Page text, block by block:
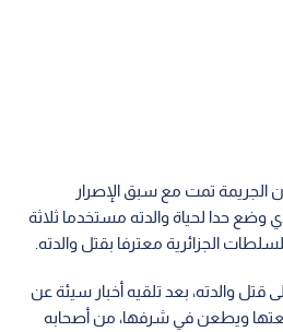
الجريمة تمت مع سبق الإصرار
وضع حدا لحياة والدته مستخدما ثلاثة
الجزائرية معترفا بقتل والدته.
قتل والدته، بعد تلقيه أخبار سيئة عن
ويطعن في شرفها، من أصحابه